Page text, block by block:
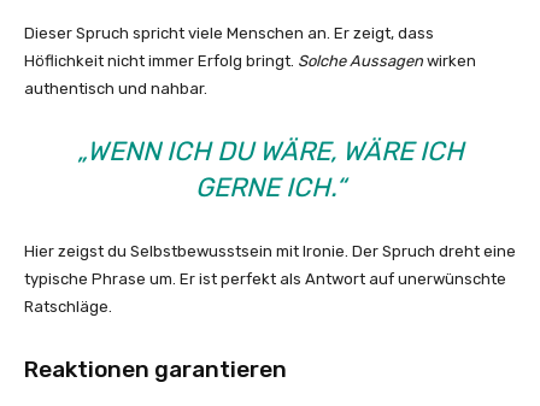
Dieser Spruch spricht viele Menschen an. Er zeigt, dass
Höflichkeit nicht immer Erfolg bringt. Solche Aussagen wirken
authentisch und nahbar.
„WENN ICH DU WÄRE, WÄRE ICH
GERNE ICH.“
Hier zeigst du Selbstbewusstsein mit Ironie. Der Spruch dreht eine
typische Phrase um. Er ist perfekt als Antwort auf unerwünschte
Ratschläge.
Reaktionen garantieren